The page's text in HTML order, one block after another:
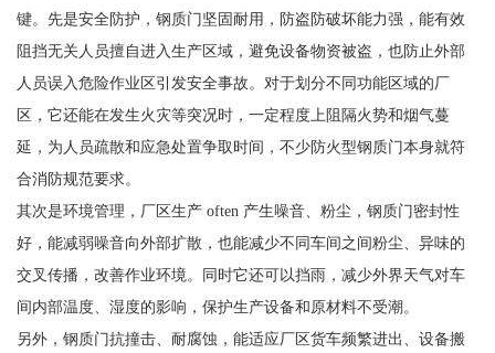
键。先是安全防护，钢质门坚固耐用，防盗防破坏能力强，能有效
阻挡无关人员擅自进入生产区域，避免设备物资被盗，也防止外部
人员误入危险作业区引发安全事故。对于划分不同功能区域的厂
区，它还能在发生火灾等突况时，一定程度上阻隔火势和烟气蔓
延，为人员疏散和应急处置争取时间，不少防火型钢质门本身就符
合消防规范要求。
其次是环境管理，厂区生产 often 产生噪音、粉尘，钢质门密封性
好，能减弱噪音向外部扩散，也能减少不同车间之间粉尘、异味的
交叉传播，改善作业环境。同时它还可以挡雨，减少外界天气对车
间内部温度、湿度的影响，保护生产设备和原材料不受潮。
另外，钢质门抗撞击、耐腐蚀，能适应厂区货车频繁进出、设备搬